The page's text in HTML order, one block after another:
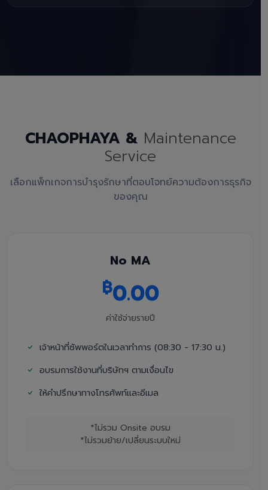
CHAOPHAYA & Maintenance
Service
เลือกแพ็กเกจการบำรุงรักษาที่ตอบโจทย์ความต้องการธุรกิจ
ของคุณ
No MA
฿0.00
ค่าใช้จ่ายรายปี
เจ้าหน้าที่ซัพพอร์ตในเวลาทำการ (08:30 - 17:30 น.)
อบรมการใช้งานที่บริษัทฯ ตามเงื่อนไข
ให้คำปรึกษาทางโทรศัพท์และอีเมล
*ไม่รวม Onsite อบรม
*ไม่รวมย้าย/เปลี่ยนระบบใหม่